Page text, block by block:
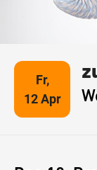
Fr,
12 Apr